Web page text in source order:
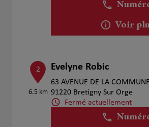
Voir
2
6.5 km
Evelyne Robic
63 AVENUE DE LA
91220 Bretigny Sur Orge
Fermé actuellement